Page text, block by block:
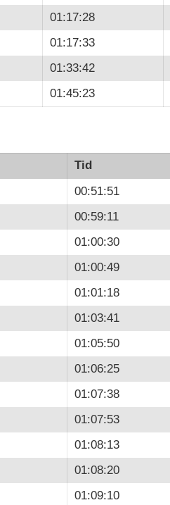
01:17:28
01:17:33
01:33:42
01:45:23
Tid
00:51:51
00:59:11
01:00:30
01:00:49
01:01:18
01:03:41
01:05:50
01:06:25
01:07:38
01:07:53
01:08:13
01:08:20
01:09:10